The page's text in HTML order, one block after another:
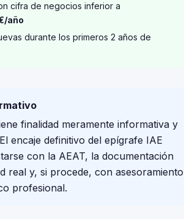
cifra de negocios inferior a
año
durante los primeros 2 años de
finalidad meramente informativa y
encaje definitivo del epígrafe IAE
con la AEAT, la documentación
real y, si procede, con asesoramiento
profesional.